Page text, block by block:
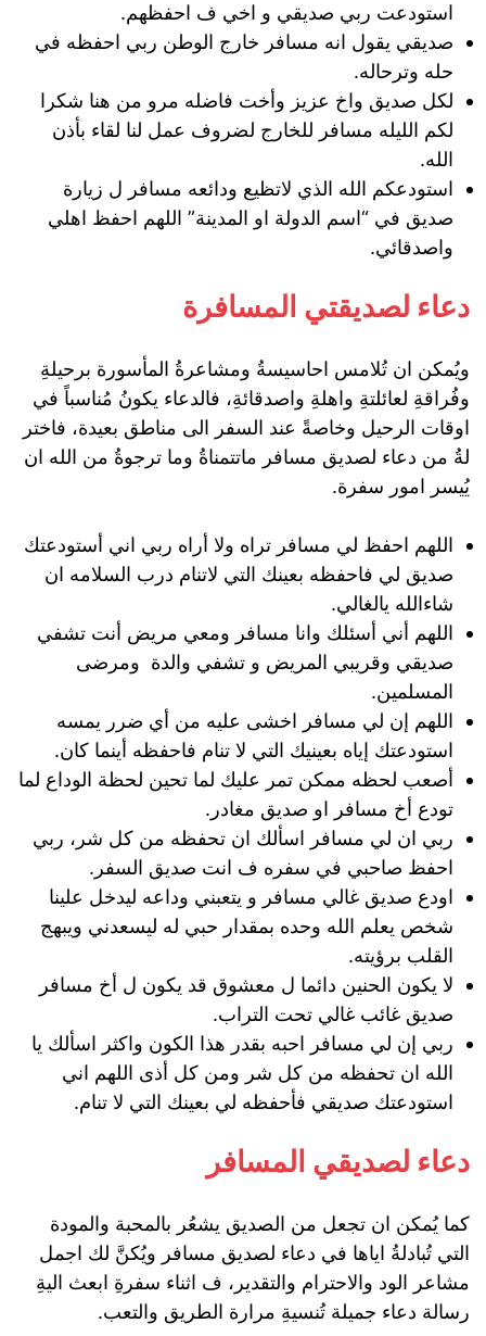
استودعت ربي صديقي و اخي ف احفظهم.
صديقي يقول انه مسافر خارج الوطن ربي احفظه في
حله وترحاله.
لكل صديق واخ عزيز وأخت فاضله مرو من هنا شكرا
لكم الليله مسافر للخارج لضروف عمل لنا لقاء بأذن
الله.
استودعكم الله الذي لاتظيع ودائعه مسافر ل زيارة
صديق في “اسم الدولة او المدينة” اللهم احفظ اهلي
واصدقائي.
دعاء لصديقتي المسافرة
ويُمكن ان تُلامس احاسيسةُ ومشاعرةُ المأسورة برحيلةِ
وفُراقةِ لعائلتةِ واهلةِ واصدقائةِ، فالدعاء يكونُ مُناسباً في
اوقات الرحيل وخاصةً عند السفر الى مناطق بعيدة، فاختر
لةُ من دعاء لصديق مسافر ماتتمناةُ وما ترجوةُ من الله ان
يُيسر امور سفرة.
اللهم احفظ لي مسافر تراه ولا أراه ربي اني أستودعتك
صديق لي فاحفظه بعينك التي لاتنام درب السلامه ان
شاءالله يالغالي.
اللهم أني أسئلك وانا مسافر ومعي مريض أنت تشفي
صديقي وقريبي المريض و تشفي والدة ومرضى
المسلمين.
اللهم إن لي مسافر اخشى عليه من أي ضرر يمسه
استودعتك إياه بعينيك التي لا تنام فاحفظه أينما كان.
أصعب لحظه ممكن تمر عليك لما تحين لحظة الوداع لما
تودع أخ مسافر او صديق مغادر.
ربي ان لي مسافر اسألك ان تحفظه من كل شر، ربي
احفظ صاحبي في سفره ف انت صديق السفر.
اودع صديق غالي مسافر و يتعبني وداعه ليدخل علينا
شخص يعلم الله وحده بمقدار حبي له ليسعدني ويبهج
القلب برؤيته.
لا يكون الحنين دائما ل معشوق قد يكون ل أخ مسافر
صديق غائب غالي تحت التراب.
ربي إن لي مسافر احبه بقدر هذا الكون واكثر اسألك يا
الله ان تحفظه من كل شر ومن كل أذى اللهم اني
استودعتك صديقي فأحفظه لي بعينك التي لا تنام.
دعاء لصديقي المسافر
كما يُمكن ان تجعل من الصديق يشعُر بالمحبة والمودة
التي تُبادلةُ اياها في دعاء لصديق مسافر ويُكنَّ لك اجمل
مشاعر الود والاحترام والتقدير، ف اثناء سفرةِ ابعث اليةِ
رسالة دعاء جميلة تُنسيةِ مرارة الطريق والتعب.